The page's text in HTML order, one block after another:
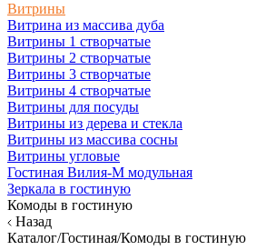
Витрины
Витрина из массива дуба
Витрины 1 створчатые
Витрины 2 створчатые
Витрины 3 створчатые
Витрины 4 створчатые
Витрины для посуды
Витрины из дерева и стекла
Витрины из массива сосны
Витрины угловые
Гостиная Вилия-М модульная
Зеркала в гостиную
Комоды в гостиную
Назад
Каталог/Гостиная/Комоды в гостиную